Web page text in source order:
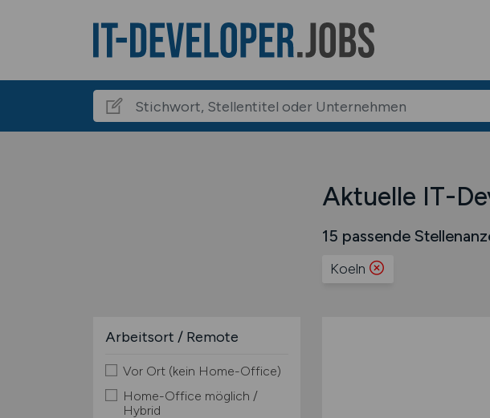
Aktuelle IT-
15 passende
Koeln
Arbeitsort / Remote
Vor Ort (kein Home-Office)
Home-Office möglich /
Hybrid